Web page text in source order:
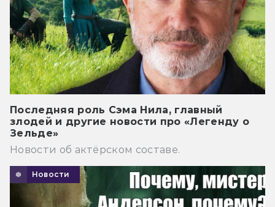
Последняя роль Сэма Нила, главный
злодей и другие новости про «Легенду о
Зельде»
Новости об актёрском составе.
Новости